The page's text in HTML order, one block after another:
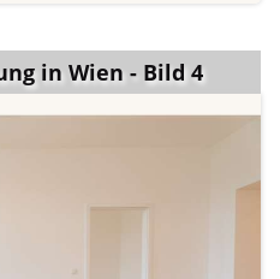
in Wien - Bild 4